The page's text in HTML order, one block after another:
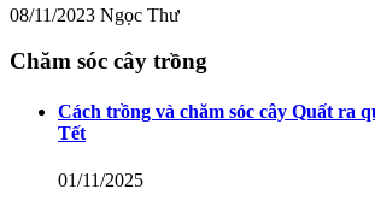
08/11/2023 Ngọc Thư
Chăm sóc cây trồng
Cách trồng và chăm sóc cây Quất ra
Tết
01/11/2025